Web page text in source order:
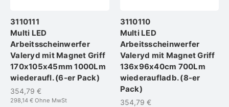
3110111
Multi LED
Arbeitsscheinwerfer
Valeryd mit Magnet Griff
170x105x45mm 1000Lm
wiederaufl. (6-er Pack)
354,79 €
298,14 € Ohne MwSt
3110110
Multi LED
Arbeitsscheinwerfer
Valeryd mit Magnet Griff
136x96x40cm 700Lm
wiederaufladb. (8-er
Pack)
354,79 €